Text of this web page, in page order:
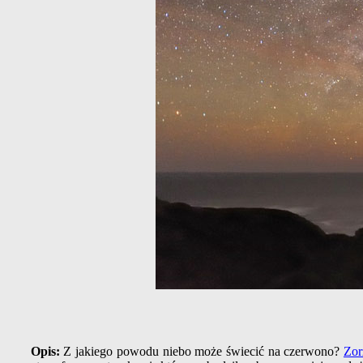
Opis: Z jakiego powodu niebo może świecić na czerwono?